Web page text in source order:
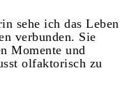
sehe ich das Leben
verbunden. Sie
Momente und
olfaktorisch zu